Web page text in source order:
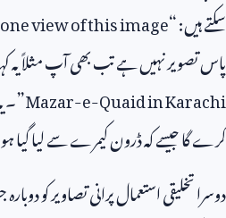
سکتے ہیں: “view of this image
پاس تصویر نہیں ہے تب بھی آپ مثلاً یہ
Mazar-e-Quaid in Karachi”۔
کرے گا جیسے کہ ڈرون کیمرے سے لیا گیا
دوسرا تخلیقی استعمال پرانی تصاویر کو